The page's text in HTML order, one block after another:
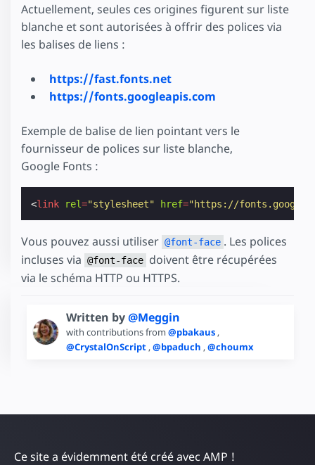
Actuellement, seules ces origines figurent sur liste
blanche et sont autorisées à offrir des polices via
les balises de liens :
https://fast.fonts.net
https://fonts.googleapis.com
Exemple de balise de lien pointant vers le
fournisseur de polices sur liste blanche,
Google Fonts :
<link rel="stylesheet" href="https://
Vous pouvez aussi utiliser @font-face . Les polices
incluses via @font-face doivent être récupérées
via le schéma HTTP ou HTTPS.
Written by@Meggin
with contributions from @pbakaus,
@CrystalOnScript,@bpaduch ,@choumx
Ce site a évidemment été créé avec AMP !